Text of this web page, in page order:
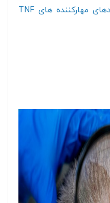
بایدها و نبایدهای مهارکننده های TNF